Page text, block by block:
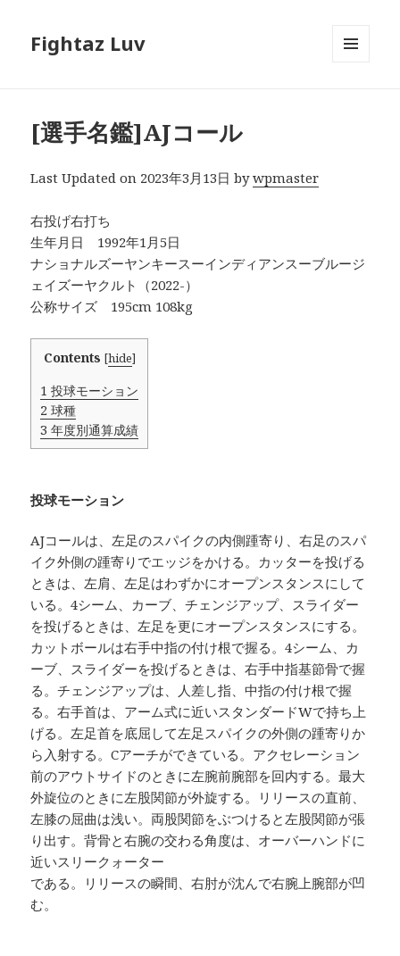
Fightaz Luv
[選手名鑑]AJコール
Last Updated on 2023年3月13日 bywpmaster
右投げ右打ち
生年月日 1992年1月5日
ナショナルズーヤンキースーインディアンスーブルージ
ェイズーヤクルト（2022-）
公称サイズ 195cm 108kg
Contents [hide]
1 投球モーション
2 球種
3 年度別通算成績
投球モーション
AJコールは、左足のスパイクの内側踵寄り、右足のスパ
イク外側の踵寄りでエッジをかける。カッターを投げる
ときは、左肩、左足はわずかにオープンスタンスにして
いる。4シーム、カーブ、チェンジアップ、スライダー
を投げるときは、左足を更にオープンスタンスにする。
カットボールは右手中指の付け根で握る。4シーム、カ
ーブ、スライダーを投げるときは、右手中指基節骨で握
る。チェンジアップは、人差し指、中指の付け根で握
る。右手首は、アーム式に近いスタンダードWで持ち上
げる。左足首を底屈して左足スパイクの外側の踵寄りか
ら入射する。Cアーチができている。アクセレーション
前のアウトサイドのときに左腕前腕部を回内する。最大
外旋位のときに左股関節が外旋する。リリースの直前、
左膝の屈曲は浅い。両股関節をぶつけると左股関節が張
り出す。背骨と右腕の交わる角度は、オーバーハンドに
近いスリークォーター
である。リリースの瞬間、右肘が沈んで右腕上腕部が凹
む。